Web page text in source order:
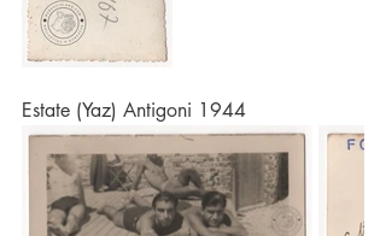
Estate (Yaz) Antigoni 1944